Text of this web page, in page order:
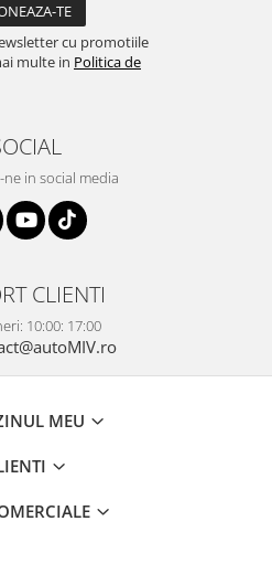
cu promotiile
multe in Politica de
ne in social media
CLIENTI
10:00: 17:00
MEU